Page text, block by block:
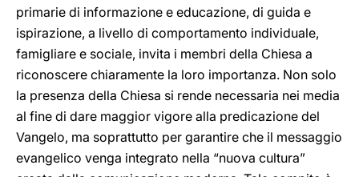
primarie di informazione e educazione, di guida e
ispirazione, a livello di comportamento individuale,
famigliare e sociale, invita i membri della Chiesa a
riconoscere chiaramente la loro importanza. Non solo
la presenza della Chiesa si rende necessaria nei media
al fine di dare maggior vigore alla predicazione del
Vangelo, ma soprattutto per garantire che il messaggio
evangelico venga integrato nella “nuova cultura”